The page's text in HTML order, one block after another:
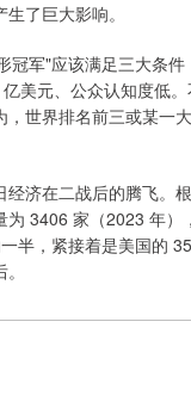
了巨大影响。
冠军"应该满足三大条
美元、公众认知度低
，世界排名前三或某一
济在二战后的腾飞。
为 3406 家（2023 年）
半，紧接着是美国的